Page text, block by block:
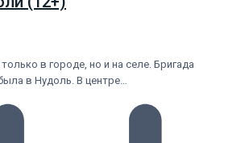
в городе, но и на селе. Бригада
в Нудоль. В центре…